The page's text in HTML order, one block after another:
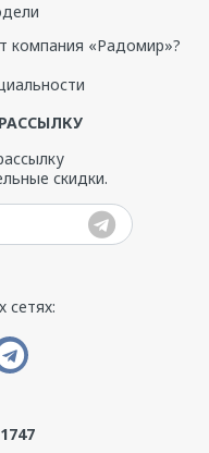
компания «Радомир»?
скидки.
сетях: